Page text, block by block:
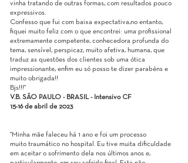
vinha tratando de outras formas, com resultados pouco
expressivos.
Confesso que fui com baixa expectativa,no entanto,
fiquei muito feliz com o que encontrei: uma profissional
extremamente competente, conhecedora profunda do
tema, sensível, perspicaz, muito afetiva, humana, que
traduz as questões dos clientes sob uma ótica
impressionante, enfim eu só posso te dizer parabéns e
muito obrigada!!
Bjs!!!"
V.B. SÃO PAULO - BRASIL - Intensivo CF
15-16 de abril de 2023
"Minha mãe faleceu há 1 ano e foi um processo
muito traumático no hospital. Eu tive muita dificuldade
em aceitar o sofrimento dela nos últimos anos e,